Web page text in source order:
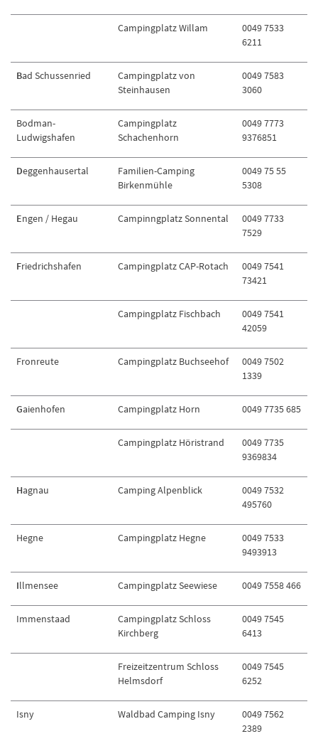
Campingplatz Willam
0049 7533
6211
Bad Schussenried
Campingplatz von
Steinhausen
0049 7583
3060
Bodman-
Ludwigshafen
Campingplatz
Schachenhorn
0049 7773
9376851
Deggenhausertal
Familien-Camping
Birkenmühle
0049 75 55
5308
Engen / Hegau Campinngplatz Sonnental
0049 7733
7529
Friedrichshafen Campingplatz CAP-Rotach
0049 7541
73421
Campingplatz Fischbach
0049 7541
42059
Fronreute Campingplatz Buchseehof
0049 7502
1339
Gaienhofen Campingplatz Horn 0049 7735 685
Campingplatz Höristrand
0049 7735
9369834
Hagnau Camping Alpenblick
0049 7532
495760
Hegne Campingplatz Hegne
0049 7533
9493913
Illmensee Campingplatz Seewiese 0049 7558 466
Immenstaad
Campingplatz Schloss
Kirchberg
0049 7545
6413
Freizeitzentrum Schloss
Helmsdorf
0049 7545
6252
Isny Waldbad Camping Isny
0049 7562
2389